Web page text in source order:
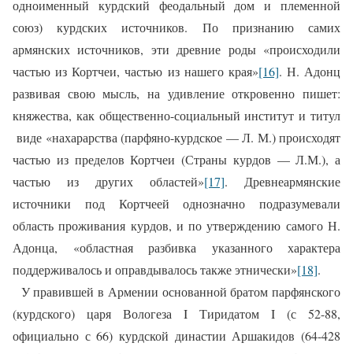
одноименный курдский феодальный дом и племенной
союз) курдских источников. По признанию самих
армянских источников, эти древние роды «происходили
частью из Кортчеи, частью из нашего края»[16]. Н. Адонц
развивая свою мысль, на удивление откровенно пишет:
княжества, как общественно-социальный институт и титул
виде «нахарарства (парфяно-курдское — Л. М.) происходят
частью из пределов Кортчеи (Страны курдов — Л.М.), а
частью из других областей»[17]. Древнеармянские
источники под Кортчеей однозначно подразумевали
область проживания курдов, и по утверждению самого Н.
Адонца, «областная разбивка указанного характера
поддерживалось и оправдывалось также этнически»[18].
У правившей в Армении основанной братом парфянского
(курдского) царя Вологеза I Тиридатом I
(с 52-88,
официально с 66) курдской династии Аршакидов (64-428